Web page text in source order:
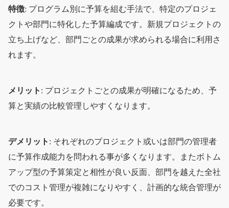
特徴: プログラム別に予算を組む手法で、特定のプロジェ
クトや部門に特化した予算編成です。新規プロジェクトの
立ち上げなど、部門ごとの成果が求められる場合に利用さ
れます。
メリット : プロジェクトごとの成果が明確になるため、予
算と実績の比較管理しやすくなります。
デメリット : それぞれのプロジェクト或いは部門の管理者
に予算作成能力を問われる事が多くなります。またボトム
アップ型の予算策定と相性が良い反面、部門を越えた全社
でのコスト管理が複雑になりやすく、計画的な統合管理が
必要です。